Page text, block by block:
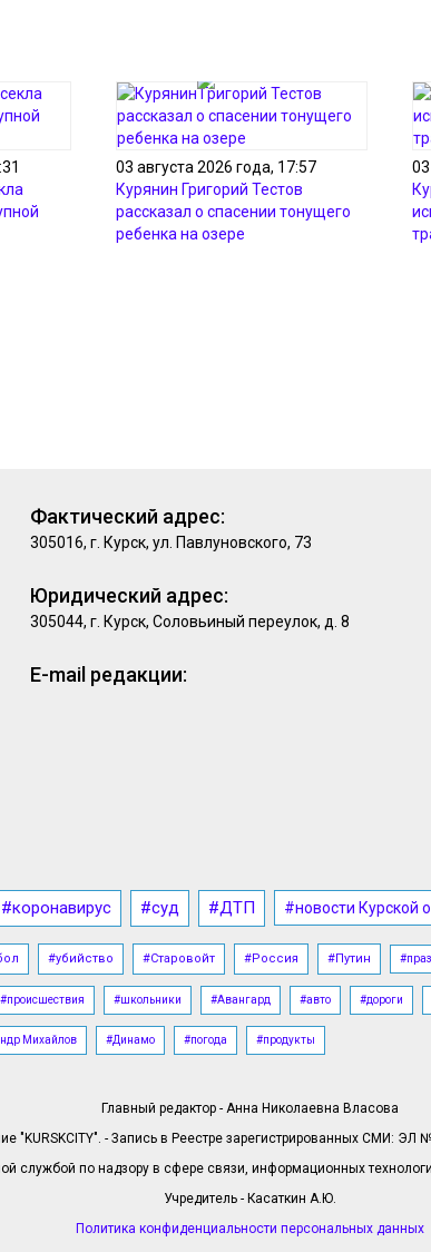
03 августа 2026 года, 17:57
Курянин Григорий Тестов
рассказал о спасении тонущего
ребенка на озере
Фактический адрес:
305016, г. Курск, ул. Павлуновского, 73
Юридический адрес:
305044, г. Курск, Соловьиный переулок, д. 8
E-mail редакции:
#коронавирус #суд #ДТП #новости Курской
#убийство #Старовойт #Россия #Путин
#происшествия #школьники #Авангард #авто #дороги
Михайлов #Динамо #погода #продукты
Главный редактор - Анна Николаевна Власова
"KURSKCITY". - Запись в Реестре зарегистрированных СМИ: ЭЛ
службой по надзору в сфере связи, информационных
Учредитель - Касаткин А.Ю.
Политика конфиденциальности персональных данных